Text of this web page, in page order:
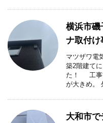
横浜市
ナ取付
マツザワ電
築2階建て
た！ 工事
が大きめ。
大和市